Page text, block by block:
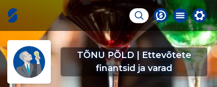
TÕNU PÕLD | Ettevõtete
finantsid ja varad